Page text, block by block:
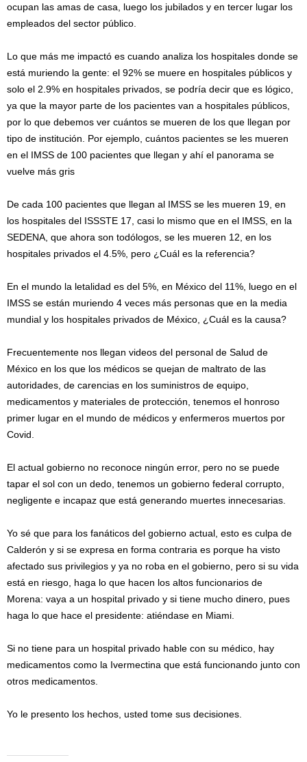
ocupan las amas de casa, luego los jubilados y en tercer lugar los
empleados del sector público.
Lo que más me impactó es cuando analiza los hospitales donde se
está muriendo la gente: el 92% se muere en hospitales públicos y
solo el 2.9% en hospitales privados, se podría decir que es lógico,
ya que la mayor parte de los pacientes van a hospitales públicos,
por lo que debemos ver cuántos se mueren de los que llegan por
tipo de institución. Por ejemplo, cuántos pacientes se les mueren
en el IMSS de 100 pacientes que llegan y ahí el panorama se
vuelve más gris
De cada 100 pacientes que llegan al IMSS se les mueren 19, en
los hospitales del ISSSTE 17, casi lo mismo que en el IMSS, en la
SEDENA, que ahora son todólogos, se les mueren 12, en los
hospitales privados el 4.5%, pero ¿Cuál es la referencia?
En el mundo la letalidad es del 5%, en México del 11%, luego en el
IMSS se están muriendo 4 veces más personas que en la media
mundial y los hospitales privados de México, ¿Cuál es la causa?
Frecuentemente nos llegan videos del personal de Salud de
México en los que los médicos se quejan de maltrato de las
autoridades, de carencias en los suministros de equipo,
medicamentos y materiales de protección, tenemos el honroso
primer lugar en el mundo de médicos y enfermeros muertos por
Covid.
El actual gobierno no reconoce ningún error, pero no se puede
tapar el sol con un dedo, tenemos un gobierno federal corrupto,
negligente e incapaz que está generando muertes innecesarias.
Yo sé que para los fanáticos del gobierno actual, esto es culpa de
Calderón y si se expresa en forma contraria es porque ha visto
afectado sus privilegios y ya no roba en el gobierno, pero si su vida
está en riesgo, haga lo que hacen los altos funcionarios de
Morena: vaya a un hospital privado y si tiene mucho dinero, pues
haga lo que hace el presidente: atiéndase en Miami.
Si no tiene para un hospital privado hable con su médico, hay
medicamentos como la Ivermectina que está funcionando junto con
otros medicamentos.
Yo le presento los hechos, usted tome sus decisiones.